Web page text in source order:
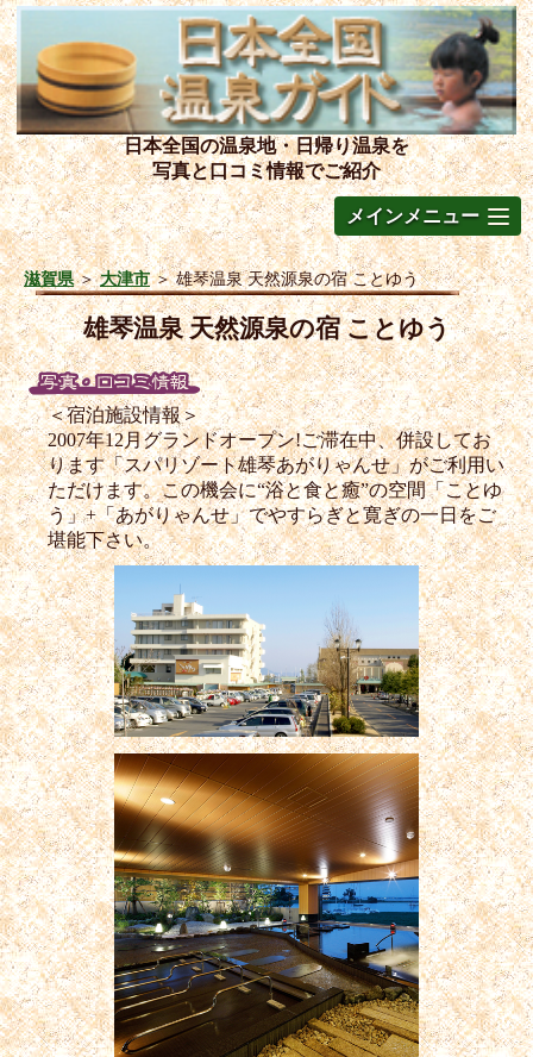
日本全国の温泉地・日帰り温泉を
写真と口コミ情報でご紹介
メインメニュー
滋賀県＞大津市＞雄琴温泉 天然源泉の宿 ことゆう
雄琴温泉 天然源泉の宿 ことゆう
＜宿泊施設情報＞
2007年12月グランドオープン!ご滞在中、併設してお
ります「スパリゾート雄琴あがりゃんせ」がご利用い
ただけます。この機会に“浴と食と癒”の空間「ことゆ
う」+「あがりゃんせ」でやすらぎと寛ぎの一日をご
堪能下さい。